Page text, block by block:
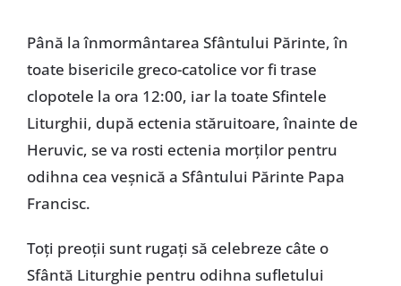
Până la înmormântarea Sfântului Părinte, în
toate bisericile greco-catolice vor fi trase
clopotele la ora 12:00, iar la toate Sfintele
Liturghii, după ectenia stăruitoare, înainte de
Heruvic, se va rosti ectenia morților pentru
odihna cea veșnică a Sfântului Părinte Papa
Francisc.
Toți preoții sunt rugați să celebreze câte o
Sfântă Liturghie pentru odihna sufletului